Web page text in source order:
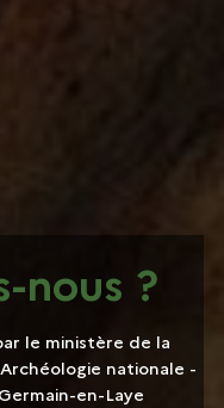
nous ?
le ministère de la
nationale -
en-Laye